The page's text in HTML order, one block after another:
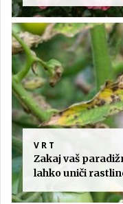
VRT
Zakaj vaš
lahko uniči